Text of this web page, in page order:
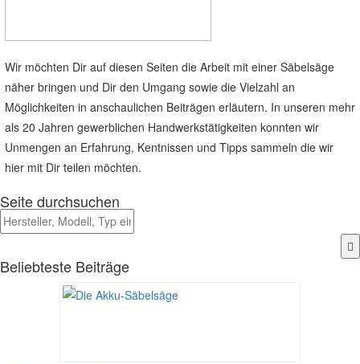
Wir möchten Dir auf diesen Seiten die Arbeit mit einer Säbelsäge
näher bringen und Dir den Umgang sowie die Vielzahl an
Möglichkeiten in anschaulichen Beiträgen erläutern. In unseren mehr
als 20 Jahren gewerblichen Handwerkstätigkeiten konnten wir
Unmengen an Erfahrung, Kentnissen und Tipps sammeln die wir
hier mit Dir teilen möchten.
Seite durchsuchen
Beliebteste Beiträge